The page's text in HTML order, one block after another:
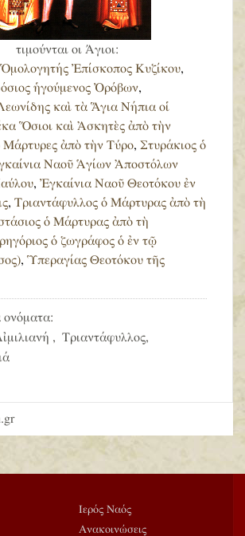
τιμούνται οι Άγιοι:
Ὁμολογητής Ἐπίσκοπος Κυζίκου,
ἡγούμενος Ὀρόβων,
καὶ τὰ Ἅγια Νήπια οἱ
Ὅσιοι καὶ Ἀσκητὲς ἀπὸ τὴν
ἀπὸ τὴν Τύρο, Στυράκιος ὁ
Ναοῦ Ἁγίων Ἀποστόλων
, Ἐγκαίνια Ναοῦ Θεοτόκου ἐν
, Τριαντάφυλλος ὁ Μάρτυρας ἀπὸ τὴ
ὁ Μάρτυρας ἀπὸ τὴ
ὁ ζωγράφος ὁ ἐν τῷ
, Ὑπεραγίας Θεοτόκου τῆς
ονόματα:
, Τριαντάφυλλος,
Ιερός Ναός
Ανακοινώσεις